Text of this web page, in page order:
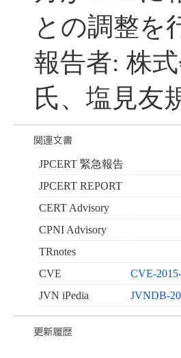
との調整を
報告者: 株
氏、塩見友
JPCERT 緊急報告
JPCERT REPORT
CERT Advisory
CPNI Advisory
TRnotes
CVE
CVE-
JVN iPedia
JVNDB-